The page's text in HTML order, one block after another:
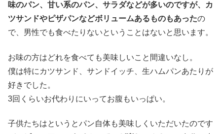
味のパン、甘い系のパン、サラダなどが多いのですが、カ
ツサンドやピザパンなどボリュームあるものもあったの
で、男性でも食べたりないということはないと思います。
お味の方はどれを食べても美味しいこと間違いなし。
僕は特にカツサンド、サンドイッチ、生ハムパンあたりが
好きでした。
3回くらいお代わりにいってお腹もいっぱい。
子供たちはというとパン自体も美味しくいただいたのです